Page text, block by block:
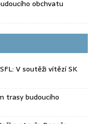
obchvatu
V soutěži vítězí SK
trasy budoucího